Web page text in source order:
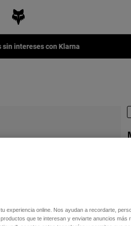
Collection -Comprar ahora
experiencia online. Nos ayudan a recordarte,
que te interesan y enviarte anuncios más